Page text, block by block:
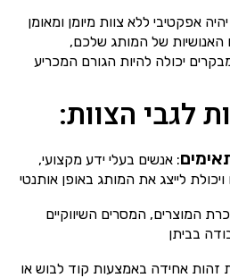
אפקטיבי ללא צוות מיומן ומאומן
האנושיות של המותג שלכם,
יכולה להיות הגורם המכריע
לגבי הצוות:
: אנשים בעלי ידע מקצועי,
לייצג את המותג באופן אותנטי
המוצרים, המסרים השיווקיים
בביתן
זהות אחידה באמצעות קוד לבוש או